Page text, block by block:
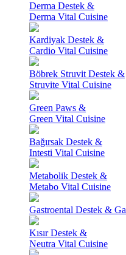
Derma Destek &
Derma Vital Cuisine
Kardiyak Destek &
Cardio Vital Cuisine
Böbrek Struvit Destek &
Struvite Vital Cuisine
Green Paws &
Green Vital Cuisine
Bağırsak Destek &
Intesti Vital Cuisine
Metabolik Destek &
Metabo Vital Cuisine
Gastroental Destek &
Kısır Destek &
Neutra Vital Cuisine